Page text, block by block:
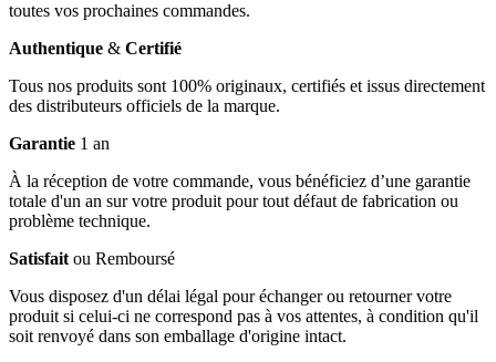
toutes vos prochaines commandes.
Authentique & Certifié
Tous nos produits sont 100% originaux, certifiés et issus directement
des distributeurs officiels de la marque.
Garantie 1 an
À la réception de votre commande, vous bénéficiez d’une garantie
totale d'un an sur votre produit pour tout défaut de fabrication ou
problème technique.
Satisfait ou Remboursé
Vous disposez d'un délai légal pour échanger ou retourner votre
produit si celui-ci ne correspond pas à vos attentes, à condition qu'il
soit renvoyé dans son emballage d'origine intact.